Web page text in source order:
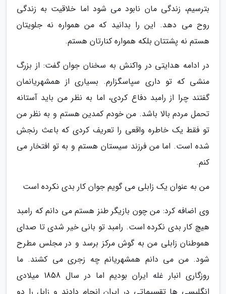
بترسیم، زندگی مان نابود می شود اما خلاقیت به زندگی
روح می دهد. این را بدانید که من همواره نه جلویتان
هستم نه پشتتان بلکه همواره کنارتان هستم.
در ادامه هدایتی در واکنش به سخنان جوان گفت: از بزرگ
منشی که تو داری سپاسگزارم. بسیاری از همشهریانمان
گفتند چرا از رامبد دفاع کردی، اما به نظر من باید آستانه
تحمل مردم بالا باشد. من خودم کمدین هستم و به نظر من
تو فقط یک خاطره واقعی را تعریف کردی که باعث رنجش
شده است. اما من فرزند سیستان هستم و به تو افتخار می
کنم.
من به عنوان یک زابلی می گویم جوان کار بدی نکرده است
وی اضافه کرد: من چون بازیگر طنز هستم می دانم که رامبد
هیچ کار بدی نکرده است. رامبد تو بانی خیر شدی تا صدای
هموطنان زابلی من به گوش مرکز برسد و در مجلس مطرح
شود. من می دانم همشهریانم چه زجری می کشند. ما
روزگاری انبار غله ایران بودیم اما در سال 1858 میلادی